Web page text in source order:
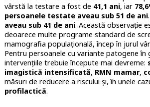
vârstă la testare a fost de 41,1 ani, iar
persoanele testate aveau sub 51 de ani
aveau sub 41 de ani. Această observație
deoarece multe programe standard de
mamografia populațională, încep în jurul
Pentru persoanele cu variante patogene în
intervențiile trebuie începute mai devreme:
imagistică intensificată, RMN mamar,
măsuri de reducere a riscului și, în unele
profilactică.